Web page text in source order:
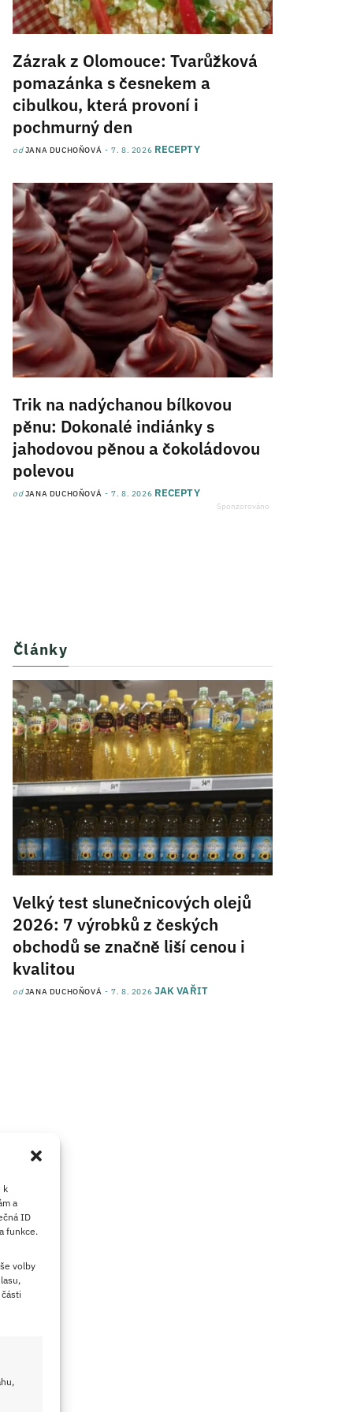
k
a
ID
funkce.
volby
Zázrak z Olomouce: Tvarůžková
pomazánka s česnekem a
cibulkou, která provoní i
pochmurný den
odJANA DUCHOŇOVÁ 7. 8. 2026 RECEPTY
Trik na nadýchanou bílkovou
pěnu: Dokonalé indiánky s
jahodovou pěnou a čokoládovou
polevou
odJANA DUCHOŇOVÁ 7. 8. 2026 RECEPTY
Články
Velký test slunečnicových olejů
2026: 7 výrobků z českých
obchodů se značně liší cenou i
kvalitou
odJANA DUCHOŇOVÁ 7. 8. 2026 JAK VAŘIT